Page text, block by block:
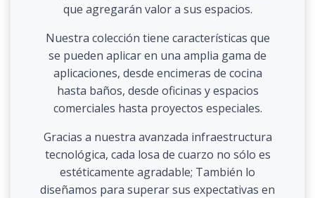
que agregarán valor a sus espacios.
Nuestra colección tiene características que
se pueden aplicar en una amplia gama de
aplicaciones, desde encimeras de cocina
hasta baños, desde oficinas y espacios
comerciales hasta proyectos especiales.
Gracias a nuestra avanzada infraestructura
tecnológica, cada losa de cuarzo no sólo es
estéticamente agradable; También lo
diseñamos para superar sus expectativas en